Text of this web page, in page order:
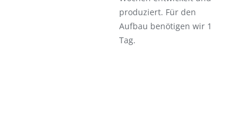
produziert. Für den
Aufbau benötigen wir 1
Tag.